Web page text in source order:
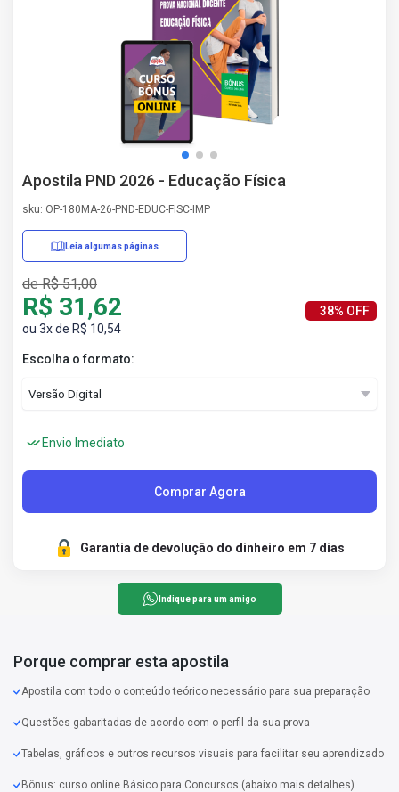
Apostila PND 2026 - Educação Física
sku: OP-180MA-26-PND-EDUC-FISC-IMP
Leia algumas páginas
de R$ 51,00
R$ 31,62
ou 3x de R$ 10,54
38% OFF
Escolha o formato:
Envio Imediato
Comprar Agora
Garantia de devolução do dinheiro em 7 dias
Indique para um amigo
Porque comprar esta apostila
Apostila com todo o conteúdo teórico necessário para sua preparação
Questões gabaritadas de acordo com o perfil da sua prova
Tabelas, gráficos e outros recursos visuais para facilitar seu aprendizado
Bônus: curso online Básico para Concursos (abaixo mais detalhes)